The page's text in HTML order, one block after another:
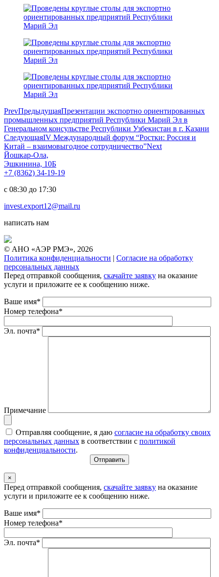
PrevПредыдущаяПрезентации экспортно ориентированных
промышленных предприятий Республики Марий Эл в
Генеральном консульстве Республики Узбекистан в г. Казани
СледующаяIV Международный форум “Ростки: Россия и
Китай – взаимовыгодное сотрудничество”Next
Йошкар-Ола,
Эшкинина, 10Б
+7 (8362) 34-19-19
с 08:30 до 17:30
invest.export12@mail.ru
написать нам
© АНО «АЭР РМЭ», 2026
Политика конфиденциальности | Согласие на обработку
персональных данных
Перед отправкой сообщения, скачайте заявку на оказание
услуги и приложите ее к сообщению ниже.
Ваше имя*
Номер телефона*
Эл. почта*
Примечание
Отправляя сообщение, я даю согласие на обработку своих
персональных данных в соответствии с политикой
конфиденциальности.
×
Перед отправкой сообщения, скачайте заявку на оказание
услуги и приложите ее к сообщению ниже.
Ваше имя*
Номер телефона*
Эл. почта*